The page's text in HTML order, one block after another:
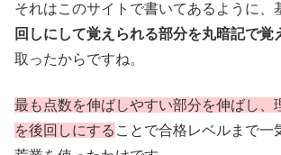
それはこのサイトで書いてあるように、
回しにして覚えられる部分を丸暗記で覚
取ったからですね。
最も点数を伸ばしやすい部分を伸ばし、
を後回しにする ことで合格レベルまで一